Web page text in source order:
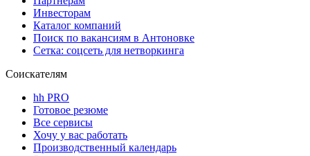
Инвесторам
Каталог компаний
Поиск по вакансиям в Антоновке
Сетка: соцсеть для нетворкинга
Соискателям
hh PRO
Готовое резюме
Все сервисы
Хочу у вас работать
Производственный календарь